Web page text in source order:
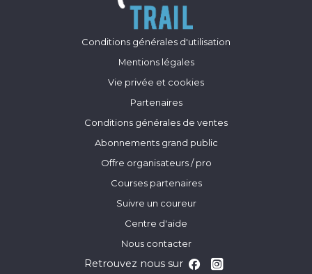
Conditions générales d'utilisation
Mentions légales
Vie privée et cookies
Partenaires
Conditions générales de ventes
Abonnements grand public
Offre organisateurs / pro
Courses partenaires
Suivre un coureur
Centre d'aide
Nous contacter
Retrouvez nous sur